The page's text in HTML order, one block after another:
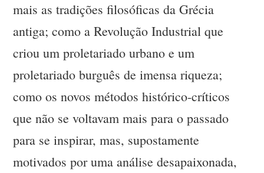
mais as tradições filosóficas da Grécia
antiga; como a Revolução Industrial que
criou um proletariado urbano e um
proletariado burguês de imensa riqueza;
como os novos métodos histórico-críticos
que não se voltavam mais para o passado
para se inspirar, mas, supostamente
motivados por uma análise desapaixonada,